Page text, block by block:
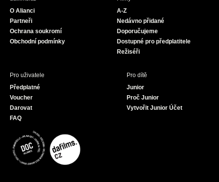
O Alianci
Partneři
Ochrana soukromí
Obchodní podmínky
A-Z
Nedávno přidané
Doporučujeme
Dostupné pro předplatitele
Režiséři
Pro uživatele
Předplatné
Voucher
Darovat
FAQ
Pro dítě
Junior
Proč Junior
Vytvořit Junior Účet